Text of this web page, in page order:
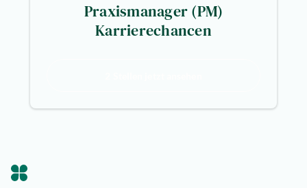
Praxismanager (PM)
Karrierechancen